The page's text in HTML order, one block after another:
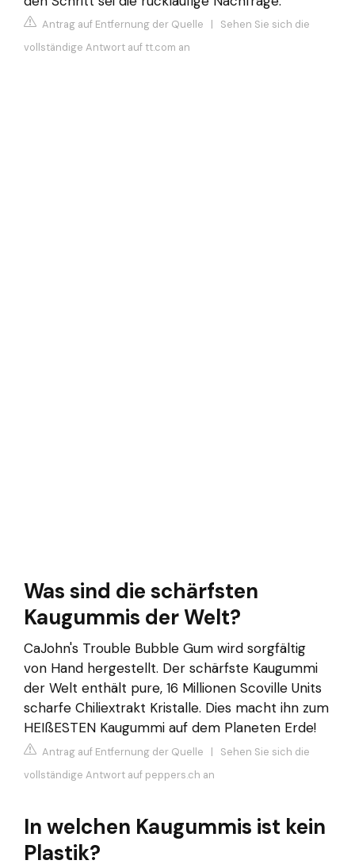
Antrag auf Entfernung der Quelle | Sehen Sie sich die
vollständige Antwort auf tt.com an
Was sind die schärfsten
Kaugummis der Welt?
CaJohn's Trouble Bubble Gum wird sorgfältig
von Hand hergestellt. Der schärfste Kaugummi
der Welt enthält pure, 16 Millionen Scoville Units
scharfe Chiliextrakt Kristalle. Dies macht ihn zum
HEIßESTEN Kaugummi auf dem Planeten Erde!
Antrag auf Entfernung der Quelle | Sehen Sie sich die
vollständige Antwort auf peppers.ch an
In welchen Kaugummis ist kein
Plastik?